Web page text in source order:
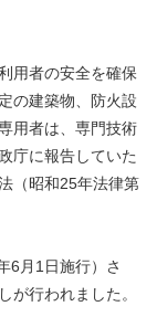
用者の安全を確保
の建築物、防火設
用者は、専門技術
庁に報告していた
（昭和25年法律第
6月1日施行）さ
が行われました。